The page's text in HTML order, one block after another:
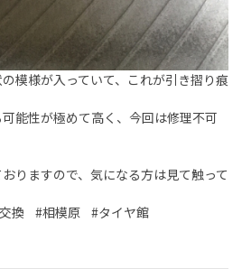
模様が入っていて、これが引き摺り痕
能性が極めて高く、今回は修理不可
りますので、気になる方は見て触って
換 #相模原 #タイヤ館